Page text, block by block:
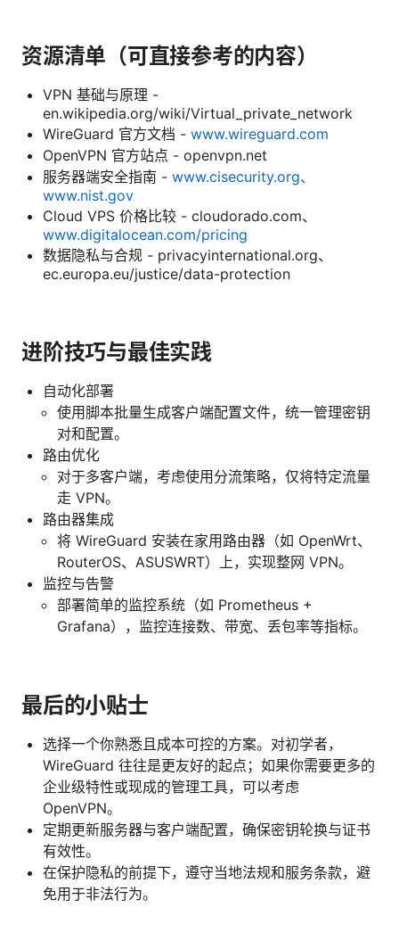
资源清单（可直接参考的内容）
VPN 基础与原理 -
en.wikipedia.org/wiki/Virtual_private_network
WireGuard 官方文档 - www.wireguard.com
OpenVPN 官方站点 - openvpn.net
服务器端安全指南 - www.cisecurity.org、
www.nist.gov
Cloud VPS 价格比较 - cloudorado.com、
www.digitalocean.com/pricing
数据隐私与合规 - privacyinternational.org、
ec.europa.eu/justice/data-protection
进阶技巧与最佳实践
自动化部署
使用脚本批量生成客户端配置文件，统一管理密钥
对和配置。
路由优化
对于多客户端，考虑使用分流策略，仅将特定流量
走 VPN。
路由器集成
将 WireGuard 安装在家用路由器（如 OpenWrt、
RouterOS、ASUSWRT）上，实现整网 VPN。
监控与告警
部署简单的监控系统（如 Prometheus +
Grafana），监控连接数、带宽、丢包率等指标。
最后的小贴士
选择一个你熟悉且成本可控的方案。对初学者，
WireGuard 往往是更友好的起点；如果你需要更多的
企业级特性或现成的管理工具，可以考虑
OpenVPN。
定期更新服务器与客户端配置，确保密钥轮换与证书
有效性。
在保护隐私的前提下，遵守当地法规和服务条款，避
免用于非法行为。